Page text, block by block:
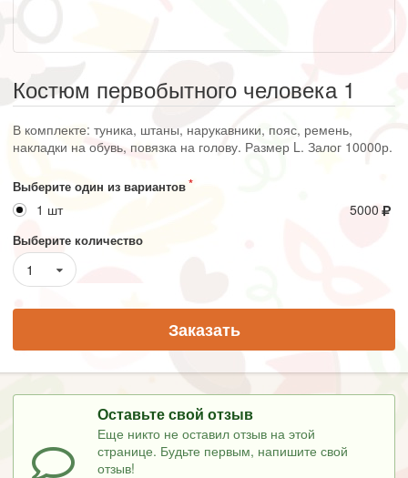
Костюм первобытного человека 1
В комплекте: туника, штаны, нарукавники, пояс, ремень,
накладки на обувь, повязка на голову. Размер L. Залог 10000р.
Выберите один из вариантов
1 шт 5000
Выберите количество
1
Заказать
Оставьте свой отзыв
Еще никто не оставил отзыв на этой
странице. Будьте первым, напишите свой
отзыв!